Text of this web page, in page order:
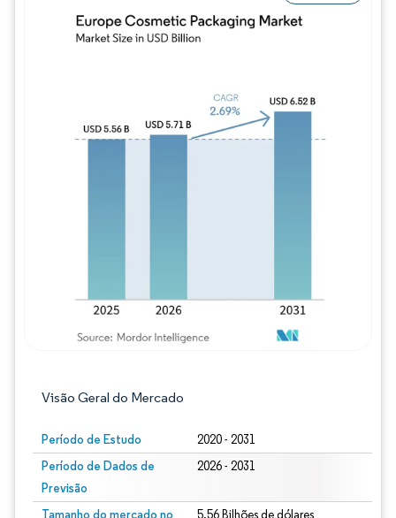
Visão Geral do Mercado
Período de Estudo 2020 - 2031
Período de Dados de
Previsão
2026 - 2031
Tamanho do mercado no
5.56 Bilhões de dólares